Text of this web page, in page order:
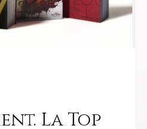
La Top